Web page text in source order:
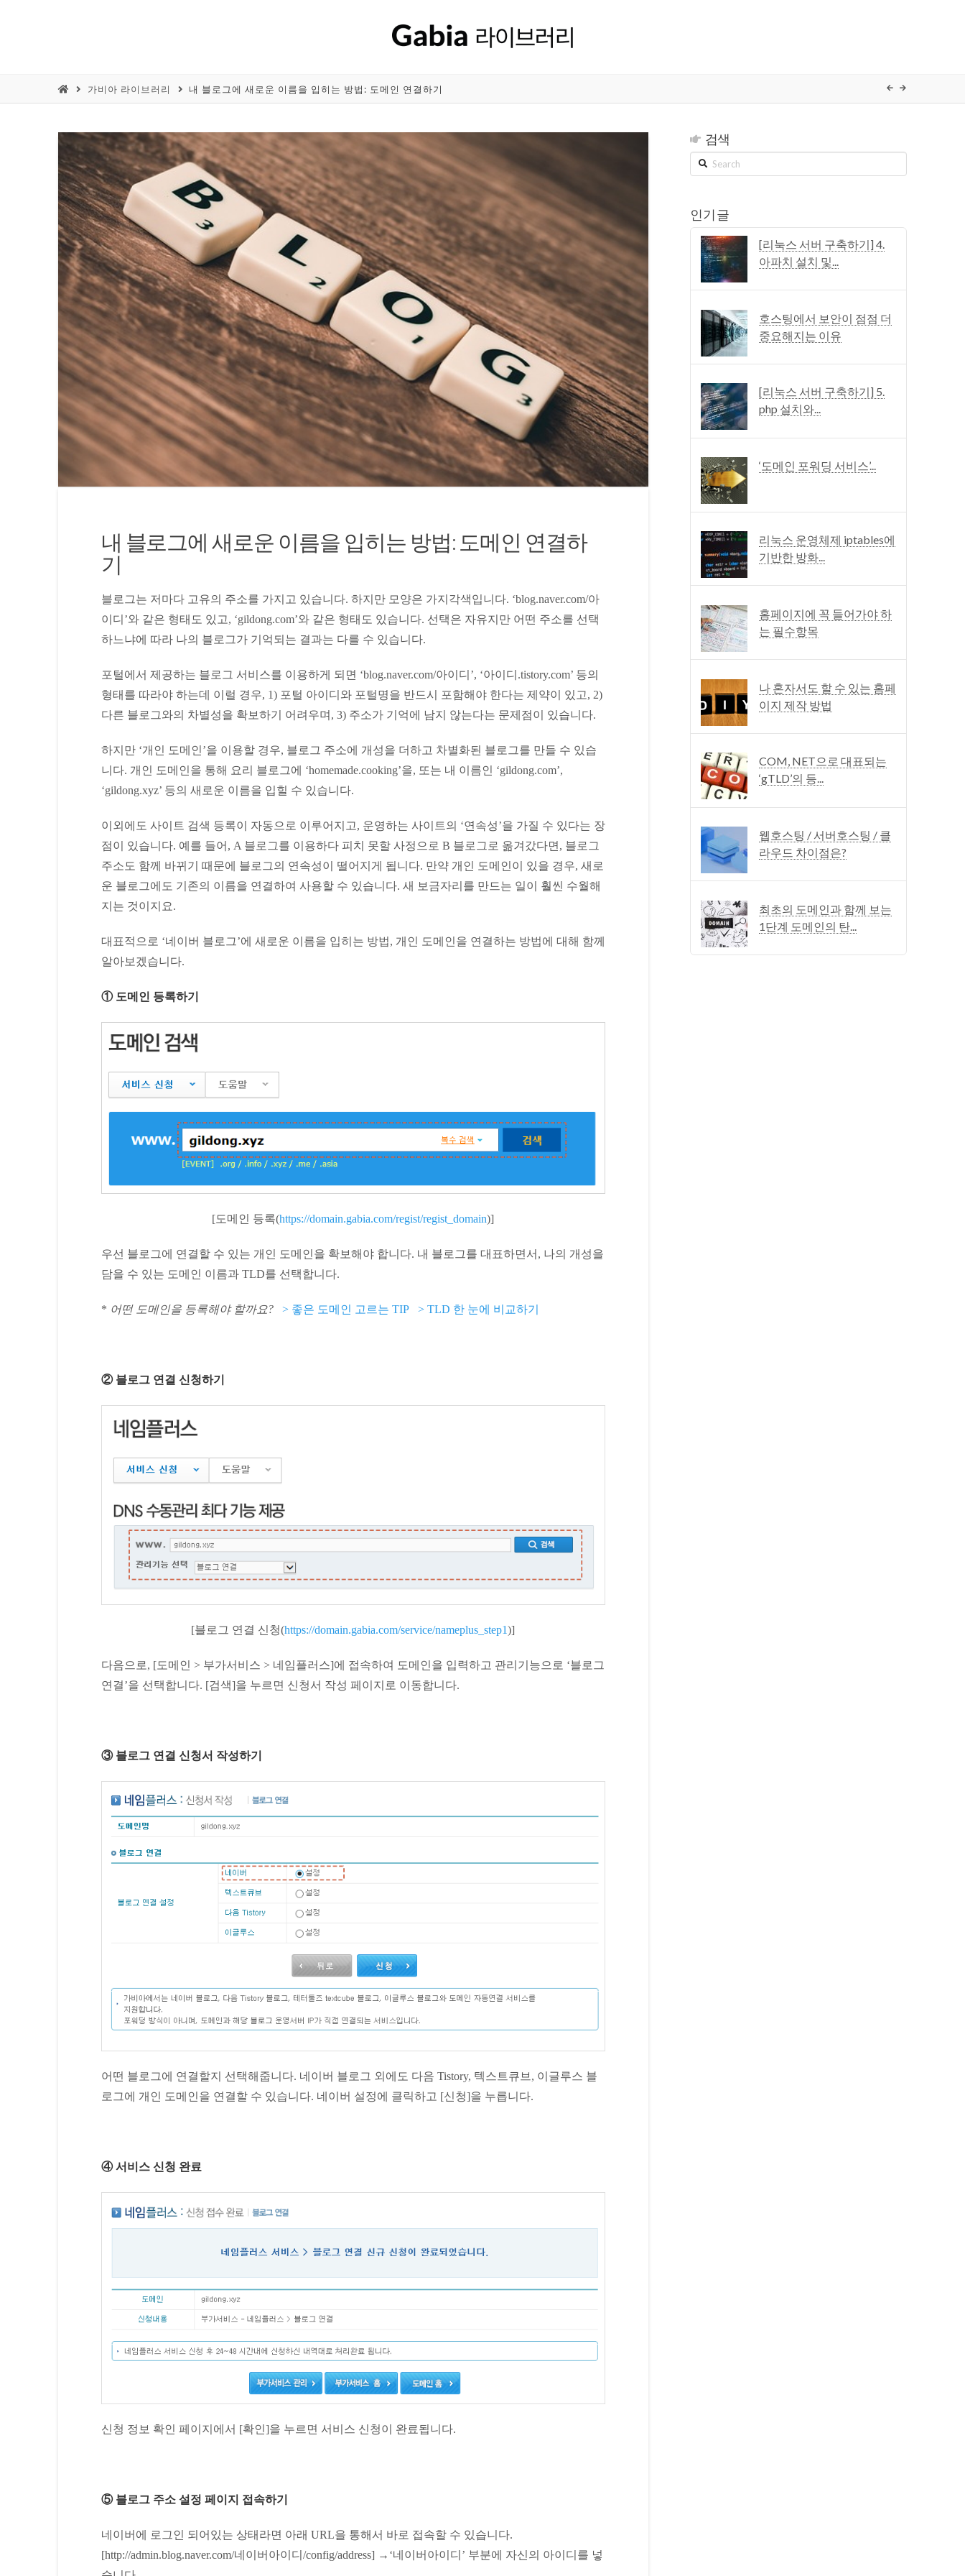
가비아 라이브러리 내 블로그에 새로운 이름을 입히는 방법: 도메인 연결하기
내 블로그에 새로운 이름을 입히는 방법: 도메인 연결하
기
블로그는 저마다 고유의 주소를 가지고 있습니다. 하지만 모양은 가지각색입니다. ‘blog.naver.com/아
이디’와 같은 형태도 있고, ‘gildong.com’와 같은 형태도 있습니다. 선택은 자유지만 어떤 주소를 선택
하느냐에 따라 나의 블로그가 기억되는 결과는 다를 수 있습니다.
포털에서 제공하는 블로그 서비스를 이용하게 되면 ‘blog.naver.com/아이디’, ‘아이디.tistory.com’ 등의
형태를 따라야 하는데 이럴 경우, 1) 포털 아이디와 포털명을 반드시 포함해야 한다는 제약이 있고, 2)
다른 블로그와의 차별성을 확보하기 어려우며, 3) 주소가 기억에 남지 않는다는 문제점이 있습니다.
하지만 ‘개인 도메인’을 이용할 경우, 블로그 주소에 개성을 더하고 차별화된 블로그를 만들 수 있습
니다. 개인 도메인을 통해 요리 블로그에 ‘homemade.cooking’을, 또는 내 이름인 ‘gildong.com’,
‘gildong.xyz’ 등의 새로운 이름을 입힐 수 있습니다.
이외에도 사이트 검색 등록이 자동으로 이루어지고, 운영하는 사이트의 ‘연속성’을 가질 수 있다는 장
점이 있습니다. 예를 들어, A 블로그를 이용하다 피치 못할 사정으로 B 블로그로 옮겨갔다면, 블로그
주소도 함께 바뀌기 때문에 블로그의 연속성이 떨어지게 됩니다. 만약 개인 도메인이 있을 경우, 새로
운 블로그에도 기존의 이름을 연결하여 사용할 수 있습니다. 새 보금자리를 만드는 일이 훨씬 수월해
지는 것이지요.
대표적으로 ‘네이버 블로그’에 새로운 이름을 입히는 방법, 개인 도메인을 연결하는 방법에 대해 함께
알아보겠습니다.
① 도메인 등록하기
[도메인 등록(https://domain.gabia.com/regist/regist_domain)]
우선 블로그에 연결할 수 있는 개인 도메인을 확보해야 합니다. 내 블로그를 대표하면서, 나의 개성을
담을 수 있는 도메인 이름과 TLD를 선택합니다.
* 어떤 도메인을 등록해야 할까요? > 좋은 도메인 고르는 TIP > TLD 한 눈에 비교하기
② 블로그 연결 신청하기
[블로그 연결 신청(https://domain.gabia.com/service/nameplus_step1)]
다음으로, [도메인 > 부가서비스 > 네임플러스]에 접속하여 도메인을 입력하고 관리기능으로 ‘블로그
연결’을 선택합니다. [검색]을 누르면 신청서 작성 페이지로 이동합니다.
③ 블로그 연결 신청서 작성하기
어떤 블로그에 연결할지 선택해줍니다. 네이버 블로그 외에도 다음 Tistory, 텍스트큐브, 이글루스 블
로그에 개인 도메인을 연결할 수 있습니다. 네이버 설정에 클릭하고 [신청]을 누릅니다.
④ 서비스 신청 완료
신청 정보 확인 페이지에서 [확인]을 누르면 서비스 신청이 완료됩니다.
⑤ 블로그 주소 설정 페이지 접속하기
네이버에 로그인 되어있는 상태라면 아래 URL을 통해서 바로 접속할 수 있습니다.
[http://admin.blog.naver.com/네이버아이디/config/address] →‘네이버아이디’ 부분에 자신의 아이디를 넣
검색
Search
인기 글
[리눅스 서버 구축하기] 4.
아파치 설치 및...
호스팅에서 보안이 점점 더
중요해지는 이유
[리눅스 서버 구축하기] 5.
php 설치와...
‘도메인 포워딩 서비스’...
리눅스 운영체제 iptables에
기반한 방화...
홈페이지에 꼭 들어가야 하
는 필수항목
나 혼자서도 할 수 있는 홈페
이지 제작 방법
COM, NET으로 대표되는
‘gTLD’의 등...
웹호스팅 / 서버호스팅 / 클
라우드 차이점은?
최초의 도메인과 함께 보는
1단계 도메인의 탄...